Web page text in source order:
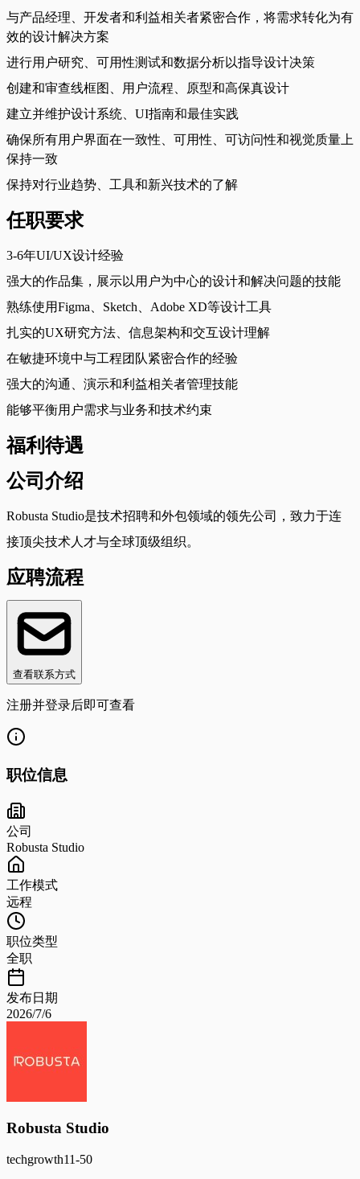
与产品经理、开发者和利益相关者紧密合作，将需求转化为有
效的设计解决方案
进行用户研究、可用性测试和数据分析以指导设计决策
创建和审查线框图、用户流程、原型和高保真设计
建立并维护设计系统、UI指南和最佳实践
确保所有用户界面在一致性、可用性、可访问性和视觉质量上
保持一致
保持对行业趋势、工具和新兴技术的了解
任职要求
3-6年UI/UX设计经验
强大的作品集，展示以用户为中心的设计和解决问题的技能
熟练使用Figma、Sketch、Adobe XD等设计工具
扎实的UX研究方法、信息架构和交互设计理解
在敏捷环境中与工程团队紧密合作的经验
强大的沟通、演示和利益相关者管理技能
能够平衡用户需求与业务和技术约束
福利待遇
公司介绍
Robusta Studio是技术招聘和外包领域的领先公司，致力于连
接顶尖技术人才与全球顶级组织。
应聘流程
查看联系方式
注册并登录后即可查看
职位信息
公司
Robusta Studio
工作模式
远程
职位类型
全职
发布日期
2026/7/6
Robusta Studio
techgrowth11-50